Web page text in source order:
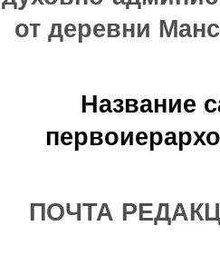
от деревни
Название
ПОЧТА